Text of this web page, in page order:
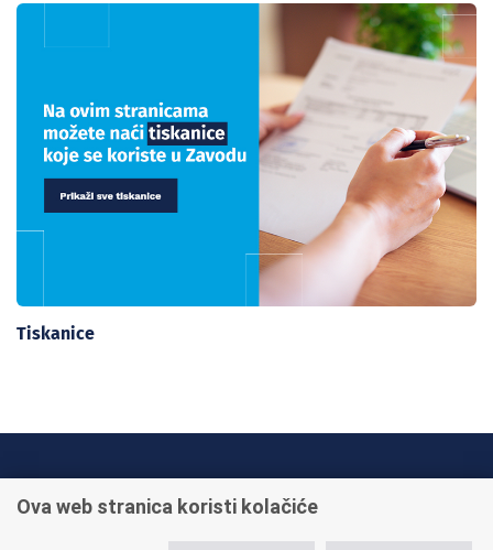
Tiskanice
+385 1 45 95 011
Ova web stranica koristi kolačiće